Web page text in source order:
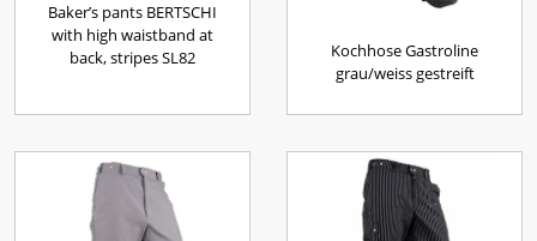
Baker’s pants BERTSCHI
with high waistband at
back, stripes SL82
Kochhose Gastroline
grau/weiss gestreift